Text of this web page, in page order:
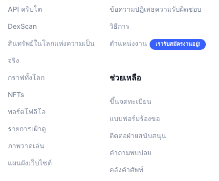
API คริปโต
DexScan
สินทรัพย์ในโลกแห่งความเป็น
จริง
กราฟทั้งโลก
NFTs
พอร์ตโฟลิโอ
รายการเฝ้าดู
ภาพวาดเล่น
แผนผังเว็บไซต์
ข้อความปฏิเสธความรับผิดชอบ
วิธีการ
ตำแหน่งงาน เรารับสมัครงานอยู่!
ช่วยเหลือ
ขึ้นจดทะเบียน
แบบฟอร์มร้องขอ
ติดต่อฝ่ายสนับสนุน
คำถามพบบ่อย
คลังคำศัพท์